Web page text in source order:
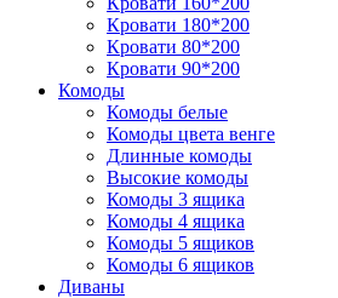
Кровати 180*200
Кровати 80*200
Кровати 90*200
Комоды
Комоды белые
Комоды цвета венге
Длинные комоды
Высокие комоды
Комоды 3 ящика
Комоды 4 ящика
Комоды 5 ящиков
Комоды 6 ящиков
Диваны